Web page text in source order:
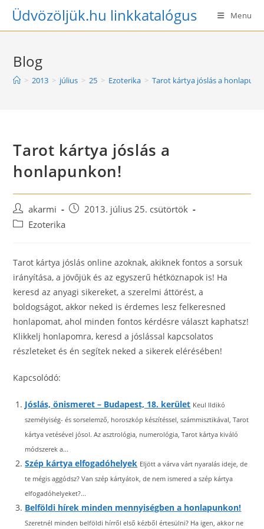
SkipÜdvözöljük.hu linkkatalógus Menu
Blog
> 2013 > július > 25 > Ezoterika > Tarot kártya jóslás a
Tarot kártya jóslás a
honlapunkon!
Post
author:
akarmi
Post2013. július 25. csütörtök
PostEzoterika
Tarot kártya jóslás online azoknak, akiknek fontos a sorsuk
irányítása, a jövőjük és az egyszerű hétköznapok is! Ha
keresd az anyagi sikereket, a szerelmi áttörést, a
boldogságot, akkor neked is érdemes lesz felkeresned
honlapomat, ahol minden fontos kérdésre választ kaphatsz!
Klikkelj honlapomra, keresd a jóslással kapcsolatos
részleteket és én segítek neked a sikerek elérésében!
Kapcsolódó:
Jóslás, önismeret – Budapest, 18. kerület Keul Ildikó
személyiség- és sorselemző, horoszkóp készítéssel, számmisztikával, Tarot
kártya vetésével jósol. Az asztrológia, numerológia, Tarot kártya kiváló
módszerek a...
Szép kártya elfogadóhelyek Eljött a várva várt nyaralás ideje, de
te mégis aggódsz? Van szép kártyátok, de nem ismered a szép kártya
elfogadóhelyeket?...
Belföldi hírek minden mennyiségben a honlapunkon!
Szeretnél minden belföldi hírről első kézből értesülni? Ha igen, akkor ne